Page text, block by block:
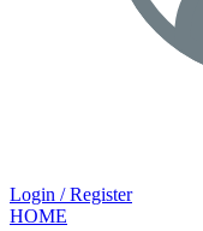
Login / Register
HOME